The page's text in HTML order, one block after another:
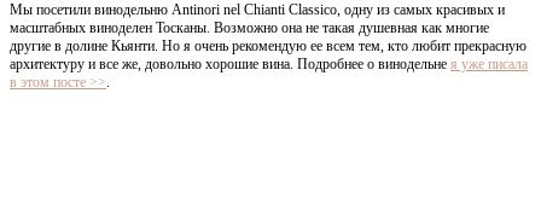
Мы посетили винодельню Antinori nel Chianti Classico, одну из самых красивых и
масштабных виноделен Тосканы. Возможно она не такая душевная как многие
другие в долине Кьянти. Но я очень рекомендую ее всем тем, кто любит прекрасную
архитектуру и все же, довольно хорошие вина. Подробнее о винодельне я уже писала
в этом посте >>.